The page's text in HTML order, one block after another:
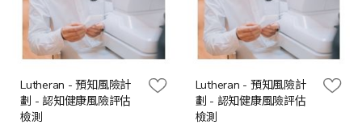
Lutheran - 預知風險計
劃 - 認知健康風險評估
檢測
Lutheran - 預知風險計
劃 - 認知健康風險評估
檢測